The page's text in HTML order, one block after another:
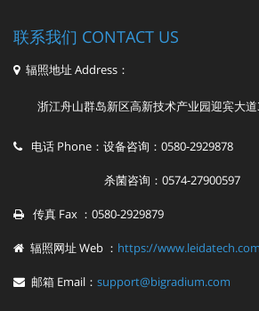
联系我们 CONTACT US
辐照地址 Address：
浙江舟山群岛新区高新技术产业园迎宾大道
电话 Phone：设备咨询：0580-2929878
杀菌咨询：0574-27900597
传真 Fax ：0580-2929879
辐照网址 Web ： https://www.leidatech.com
邮箱 Email： support@bigradium.com